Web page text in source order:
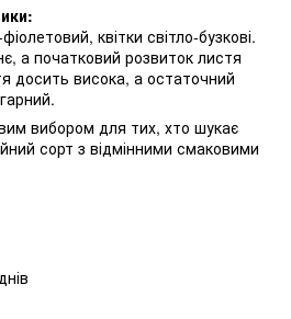
квітки світло-бузкові.
а початковий розвиток листя
досить висока, а остаточний
вибором для тих, хто шукає
сорт з відмінними смаковими